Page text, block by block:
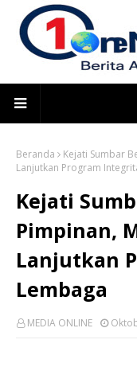
Beranda
Kejati Sumbar
Lanjutkan Program
Kejati
Pimpinan,
Lanjutkan
Lembaga
MEDIA ONLINE